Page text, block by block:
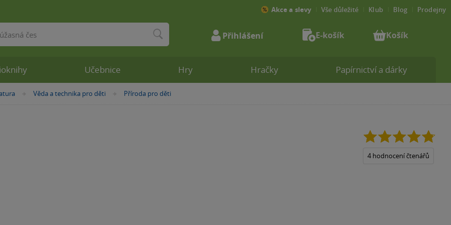
»
Věda a technika pro děti »Příroda pro děti
4.8
4 hodnocení čtenářů
Učebnice Hry Hračky Papírnictví a dárky
Akce a slevy Vše důležité Klub Blog Prodejny
Přihlášení E-košík Košík